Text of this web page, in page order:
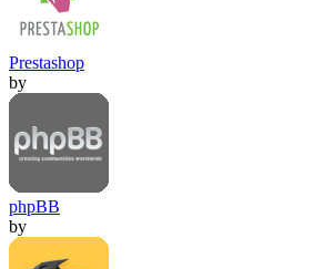
Prestashop
by
phpBB
by